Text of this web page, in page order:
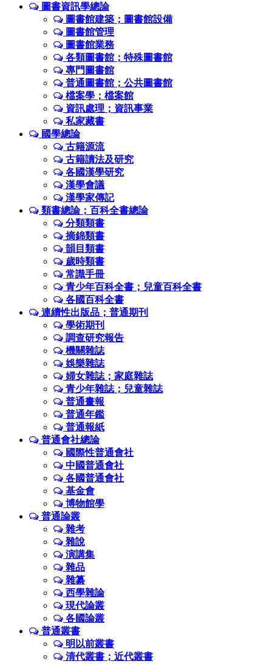
圖書資訊學總論
圖書館建築；圖書館設備
圖書館管理
圖書館業務
各類圖書館；特殊圖書館
專門圖書館
普通圖書館；公共圖書館
檔案學；檔案館
資訊處理；資訊事業
私家藏書
國學總論
古籍源流
古籍讀法及研究
各國漢學研究
漢學會議
漢學家傳記
類書總論；百科全書總論
分類類書
摘錦類書
韻目類書
歲時類書
常識手冊
青少年百科全書；兒童百科全書
各國百科全書
連續性出版品；普通期刊
學術期刊
調查研究報告
機關雜誌
娛樂雜誌
婦女雜誌；家庭雜誌
青少年雜誌；兒童雜誌
普通畫報
普通年鑑
普通報紙
普通會社總論
國際性普通會社
中國普通會社
各國普通會社
基金會
博物館學
普通論叢
雜考
雜說
演講集
雜品
雜纂
西學雜論
現代論叢
各國論叢
普通叢書
明以前叢書
清代叢書；近代叢書